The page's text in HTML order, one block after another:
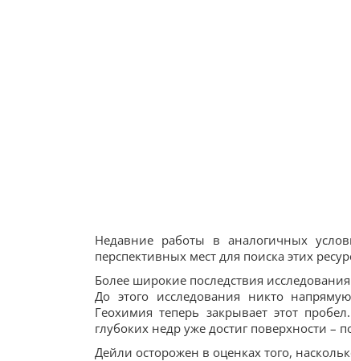
Недавние работы в аналогичных
перспективных мест для поиска этих
Более широкие последствия исследования
До этого исследования никто
Геохимия теперь закрывает этот
глубоких недр уже достиг поверхности –
Дейли осторожен в оценках того,